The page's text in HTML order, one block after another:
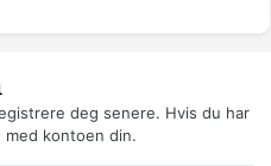
deg senere. Hvis du har
kontoen din.